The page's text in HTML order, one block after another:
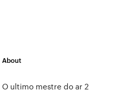
About
O ultimo mestre do ar 2